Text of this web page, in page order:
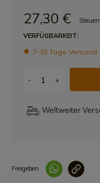
27,30 €
VERFÜGBARKEIT:
7-15 Tage Versand
- +
Weltweiter
Freigeben